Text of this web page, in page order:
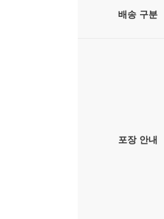
배송 구분
포장 안내